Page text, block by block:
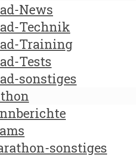
News
Technik
Training
Tests
sonstiges
sonstiges